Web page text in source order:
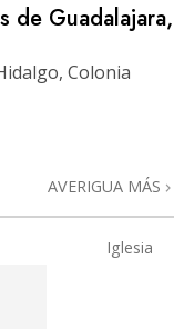
de Guadalajara,
Colonia
AVERIGUA MÁS
Iglesia